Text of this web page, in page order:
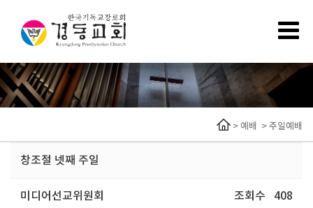
> 예배 >주일예배
창조절 넷째 주일
미디어선교위원회 조회수 408